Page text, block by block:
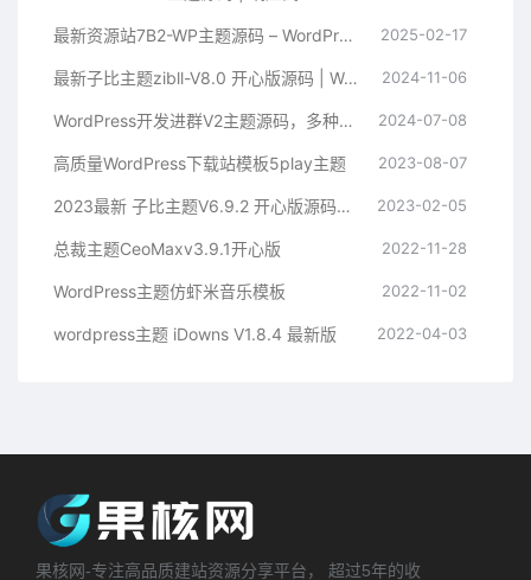
最新资源站7B2-WP主题源码 – WordPress主题 附教程 2025-02-17
最新子比主题zibll-V8.0 开心版源码 | WordPress主题源码 2024-11-06
WordPress开发进群V2主题源码，多种引流方法，引私域二次变现 2024-07-08
高质量WordPress下载站模板5play主题 2023-08-07
2023最新 子比主题V6.9.2 开心版源码下载 | WordPress主题 | 亲测可用 2023-02-05
总裁主题CeoMaxv3.9.1开心版 2022-11-28
WordPress主题仿虾米音乐模板 2022-11-02
wordpress主题 iDowns V1.8.4 最新版 2022-04-03
果核网-专注高品质建站资源分享平台， 超过5年的收